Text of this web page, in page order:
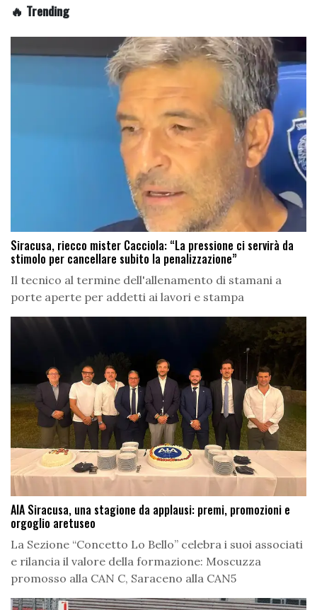
🔥 Trending
Siracusa, riecco mister Cacciola: “La pressione ci servirà da
stimolo per cancellare subito la penalizzazione”
Il tecnico al termine dell'allenamento di stamani a
porte aperte per addetti ai lavori e stampa
AIA Siracusa, una stagione da applausi: premi, promozioni e
orgoglio aretuseo
La Sezione “Concetto Lo Bello” celebra i suoi associati
e rilancia il valore della formazione: Moscuzza
promosso alla CAN C, Saraceno alla CAN5